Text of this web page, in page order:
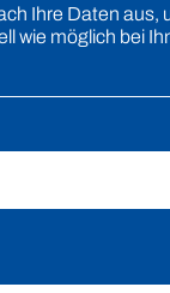
Ihre Daten aus,
wie möglich bei